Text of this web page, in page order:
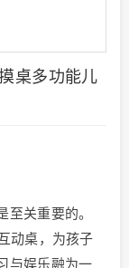
桌多功能儿
关重要的。
动桌，为孩子
与娱乐融为一